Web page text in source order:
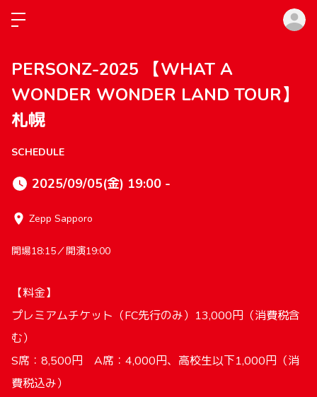
PERSONZ-2025 【WHAT A
WONDER WONDER LAND TOUR】
札幌
SCHEDULE
2025/09/05(金) 19:00 -
Zepp Sapporo
開場18:15／開演19:00
【料金】
プレミアムチケット（FC先行のみ）13,000円（消費税含
む）
S席：8,500円 A席：4,000円、高校生以下1,000円（消
費税込み）